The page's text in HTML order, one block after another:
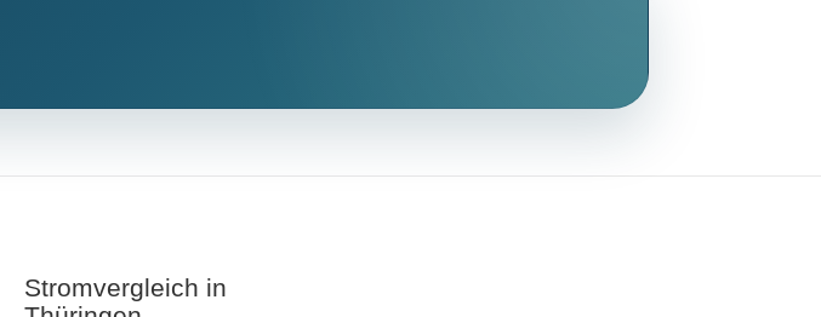
Stromvergleich in